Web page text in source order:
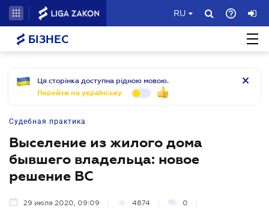
RU
БІЗНЕС
Ця сторінка доступна рідною мовою.
Перейти на українську
Судебная практика
Выселение из жилого дома
бывшего владельца: новое
решение ВС
29 июля 2020, 09:09 4874 0